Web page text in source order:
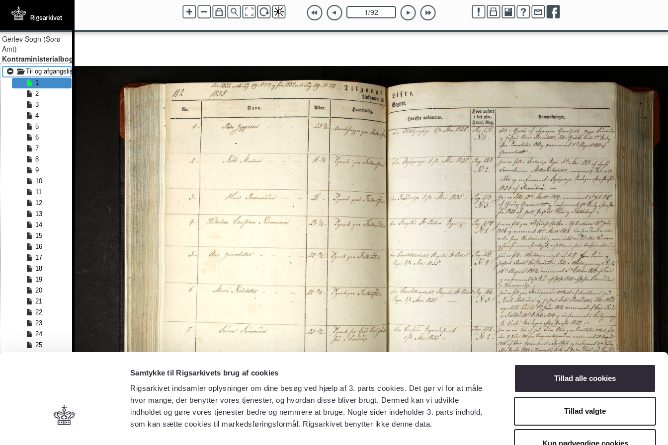
Samtykke til Rigsarkivets brug af cookies
Rigsarkivet indsamler oplysninger om dine besøg ved hjælp af 3. parts cookies. Det gør vi for at måle
hvor mange, der benytter vores tjenester, og hvordan disse bliver brugt. Dermed kan vi udvikle
indholdet og gøre vores tjenester bedre og nemmere at bruge. Nogle sider indeholder 3. parts indhold,
som kan sætte cookies til markedsføringsformål. Rigsarkivet benytter ikke denne data.
Tillad alle cookies
Tillad valgte
Kun nødvendige cookies
Gerlev Sogn (Sorø
Amt)
Kontraministerialbog
Til og afgangslister 1835 - Til og afgangslister 1855
1
2
3
4
5
6
7
8
9
10
11
12
13
14
15
16
17
18
19
20
21
22
23
24
25